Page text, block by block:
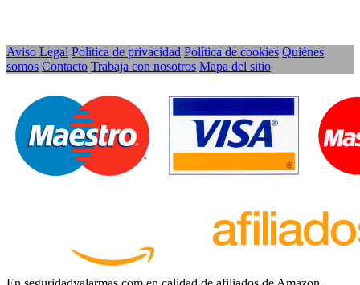
Aviso Legal Política de privacidad Política de cookies Quiénes
somos Contacto Trabaja con nosotros Mapa del sitio